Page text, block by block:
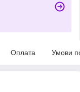
Оплата Умови